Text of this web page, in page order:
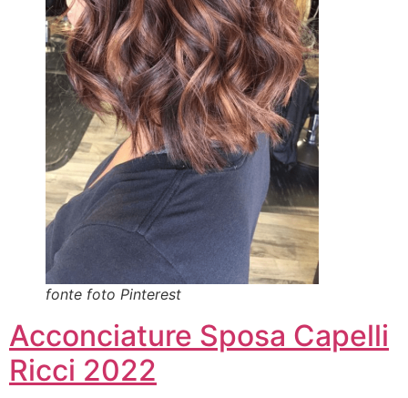
fonte foto Pinterest
Acconciature Sposa Capelli
Ricci 2022